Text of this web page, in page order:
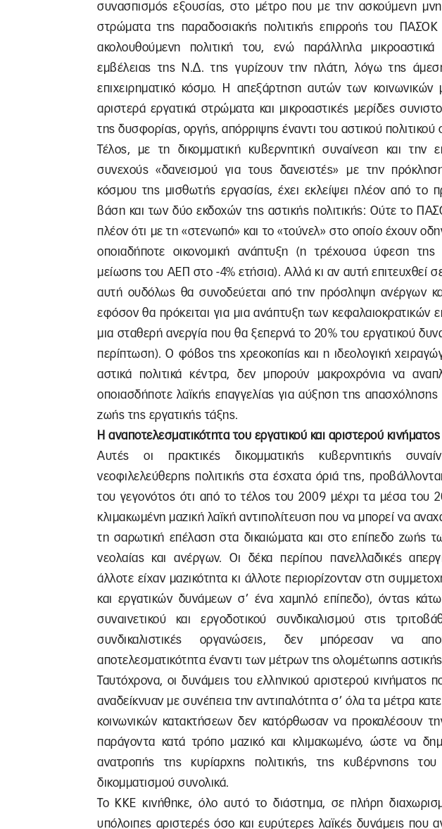
συνασπισμός εξουσίας, στο μέτρο που με την ασκούμενη
στρώματα της παραδοσιακής πολιτικής επιρροής του
ακολουθούμενη πολιτική του, ενώ παράλληλα
εμβέλειας της Ν.Δ. της γυρίζουν την πλάτη, λόγω της
επιχειρηματικό κόσμο. Η απεξάρτηση αυτών των
αριστερά εργατικά στρώματα και μικροαστικές μερίδες
της δυσφορίας, οργής, απόρριψης έναντι του αστικού πολιτικού
Τέλος, με τη δικομματική κυβερνητική συναίνεση και την
συνεχούς «δανεισμού για τους δανειστές» με την
κόσμου της μισθωτής εργασίας, έχει εκλείψει πλέον από το
βάση και των δύο εκδοχών της αστικής πολιτικής: Ούτε το
πλέον ότι με τη «στενωπό» και το «τούνελ» στο οποίο έχουν
οποιαδήποτε οικονομική ανάπτυξη (η τρέχουσα ύφεση της
μείωσης του ΑΕΠ στο -4% ετήσια). Αλλά κι αν αυτή επιτευχθεί
αυτή ουδόλως θα συνοδεύεται από την πρόσληψη ανέργων
εφόσον θα πρόκειται για μια ανάπτυξη των κεφαλαιοκρατικών
μια σταθερή ανεργία που θα ξεπερνά το 20% του εργατικού
περίπτωση). Ο φόβος της χρεοκοπίας και η ιδεολογική
αστικά πολιτικά κέντρα, δεν μπορούν μακροχρόνια να
οποιασδήποτε λαϊκής επαγγελίας για αύξηση της απασχόλησης
ζωής της εργατικής τάξης.
Η αναποτελεσματικότητα του εργατικού και αριστερού κινήματος
Αυτές οι πρακτικές δικομματικής κυβερνητικής
νεοφιλελεύθερης πολιτικής στα έσχατα όριά της, προβάλλονται
του γεγονότος ότι από το τέλος του 2009 μέχρι τα μέσα του
κλιμακωμένη μαζική λαϊκή αντιπολίτευση που να μπορεί να
τη σαρωτική επέλαση στα δικαιώματα και στο επίπεδο ζωής
νεολαίας και ανέργων. Οι δέκα περίπου πανελλαδικές
άλλοτε είχαν μαζικότητα κι άλλοτε περιορίζονταν στη
και εργατικών δυνάμεων σ’ ένα χαμηλό επίπεδο), όντας
συναινετικού και εργοδοτικού συνδικαλισμού στις
συνδικαλιστικές οργανώσεις, δεν μπόρεσαν να
αποτελεσματικότητα έναντι των μέτρων της ολομέτωπης
Ταυτόχρονα, οι δυνάμεις του ελληνικού αριστερού κινήματος
αναδείκνυαν με συνέπεια την αντιπαλότητα σ’ όλα τα μέτρα
κοινωνικών κατακτήσεων δεν κατόρθωσαν να προκαλέσουν
παράγοντα κατά τρόπο μαζικό και κλιμακωμένο, ώστε να
ανατροπής της κυρίαρχης πολιτικής, της κυβέρνησης
δικομματισμού συνολικά.
Το ΚΚΕ κινήθηκε, όλο αυτό το διάστημα, σε πλήρη
υπόλοιπες αριστερές όσο και ευρύτερες λαϊκές δυνάμεις που